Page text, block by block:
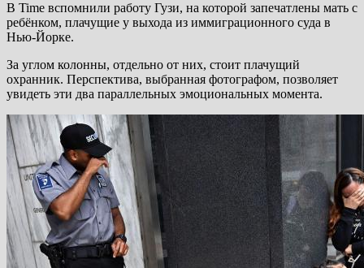
В Time вспомнили работу Гузи, на которой запечатлены мать с
ребёнком, плачущие у выхода из иммиграционного суда в
Нью-Йорке.
За углом колонны, отдельно от них, стоит плачущий
охранник. Перспектива, выбранная фотографом, позволяет
увидеть эти два параллельных эмоциональных момента.